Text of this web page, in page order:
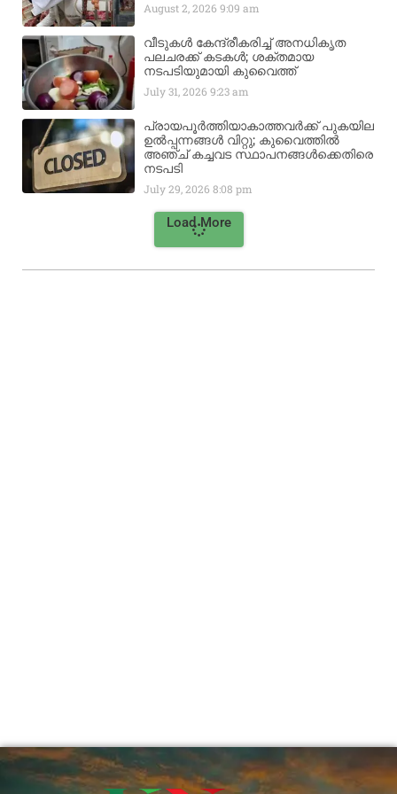
August 2, 20269:09 am
വീടുകൾ കേന്ദ്രീകരിച്ച് അനധികൃത
പലചരക്ക് കടകൾ; ശക്തമായ
നടപടിയുമായി കുവൈത്ത്
July 31, 20269:23 am
പ്രായപൂർത്തിയാകാത്തവർക്ക് പുകയില
ഉൽപ്പന്നങ്ങൾ വിറ്റു; കുവൈത്തിൽ
അഞ്ച് കച്ചവട സ്ഥാപനങ്ങൾക്കെതിരെ
നടപടി
July 29, 20268:08 pm
Load More